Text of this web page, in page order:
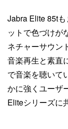
Jabra Elite 85t
ットで色づけが
ネチャーサウン
音楽再生と素直
で音楽を聴いて
かに強くユーザ
Eliteシリーズに